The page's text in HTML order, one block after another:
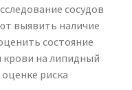
сосудов
выявить наличие
состояние
крови на липидный
риска